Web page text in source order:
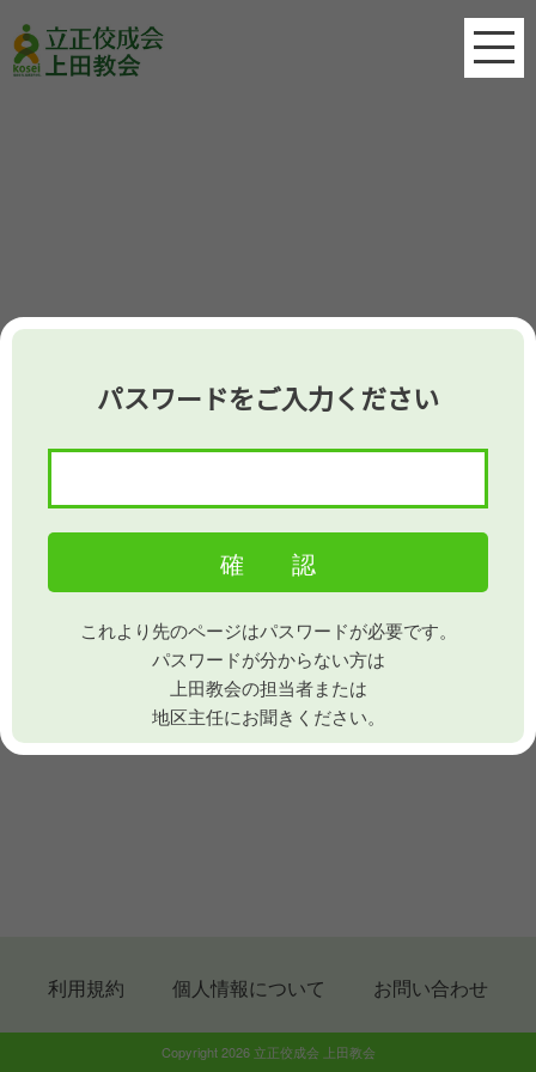
パスワードをご入力ください
これより先のページはパスワードが必要です。
パスワードが分からない方は
上田教会の担当者または
地区主任にお聞きください。
利用規約 個人情報について お問い合わせ
Copyright 2026 立正佼成会 上田教会